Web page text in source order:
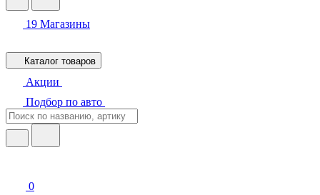
19 Магазины
Каталог товаров
Акции
Подбор по авто
0